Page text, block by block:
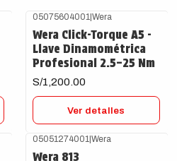
05075604001 |Wera
Wera Click-Torque A5 -
Llave Dinamométrica
Profesional 2.5–25 Nm
S/1,200.00
Ver detalles
05051274001 |Wera
Wera 813